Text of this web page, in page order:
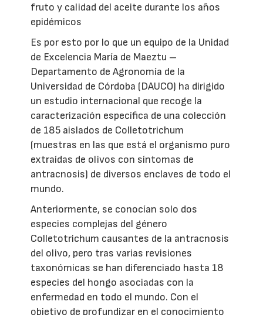
fruto y calidad del aceite durante los años
epidémicos
Es por esto por lo que un equipo de la Unidad
de Excelencia María de Maeztu –
Departamento de Agronomía de la
Universidad de Córdoba (DAUCO) ha dirigido
un estudio internacional que recoge la
caracterización específica de una colección
de 185 aislados de Colletotrichum
(muestras en las que está el organismo puro
extraídas de olivos con síntomas de
antracnosis) de diversos enclaves de todo el
mundo.
Anteriormente, se conocían solo dos
especies complejas del género
Colletotrichum causantes de la antracnosis
del olivo, pero tras varias revisiones
taxonómicas se han diferenciado hasta 18
especies del hongo asociadas con la
enfermedad en todo el mundo. Con el
objetivo de profundizar en el conocimiento